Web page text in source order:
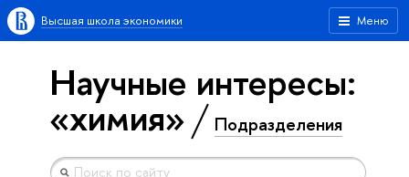
Меню
Высшая школа экономики
Научные интересы:
«химия» Подразделения